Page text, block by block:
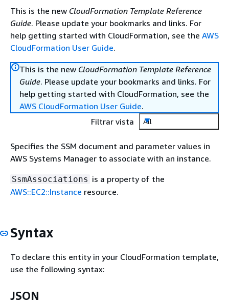
This is the new CloudFormation Template Reference
Guide. Please update your bookmarks and links. For
help getting started with CloudFormation, see the AWS
CloudFormation User Guide.
This is the new CloudFormation Template Reference
Guide. Please update your bookmarks and links. For
help getting started with CloudFormation, see the
AWS CloudFormation User Guide.
Filtrar vista
All
Specifies the SSM document and parameter values in
AWS Systems Manager to associate with an instance.
SsmAssociations is a property of the
AWS::EC2::Instance resource.
Syntax
To declare this entity in your CloudFormation template,
use the following syntax:
JSON